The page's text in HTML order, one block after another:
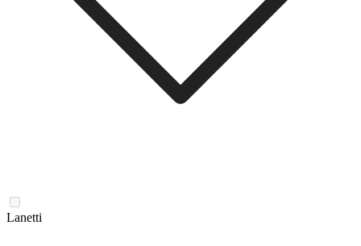
Lanetti